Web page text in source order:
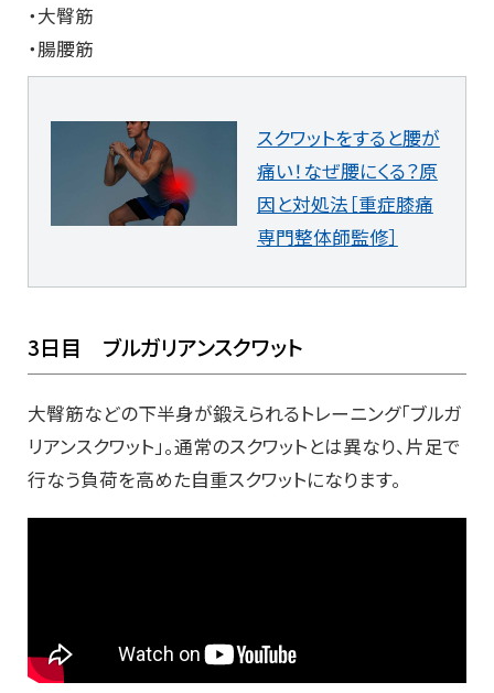
・大臀筋
・腸腰筋
スクワットをすると腰が
痛い！なぜ腰にくる？原
因と対処法［重症膝痛
専門整体師監修］
3日目 ブルガリアンスクワット
大臀筋などの下半身が鍛えられるトレーニング「ブルガ
リアンスクワット」。通常のスクワットとは異なり、片足で
行なう負荷を高めた自重スクワットになります。